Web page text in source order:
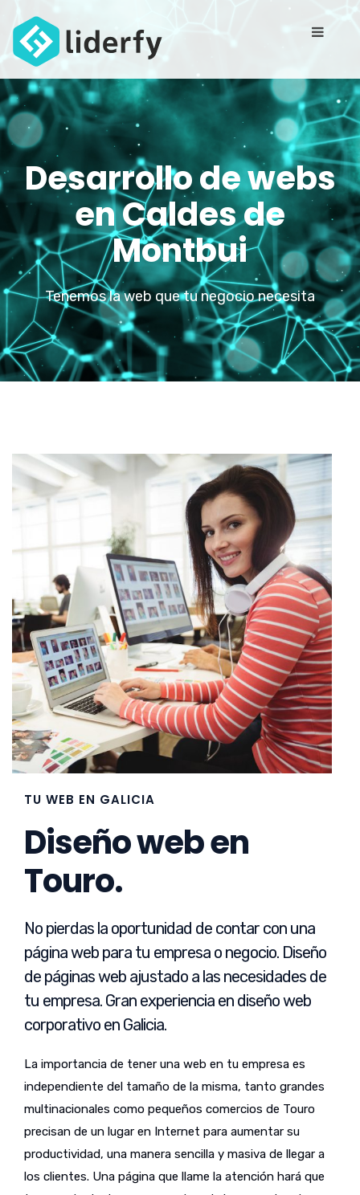
Desarrollo de webs
en Caldes de
Montbui
Tenemos la web que tu negocio necesita
TU WEB EN GALICIA
Diseño web en
Touro.
No pierdas la oportunidad de contar con una
página web para tu empresa o negocio. Diseño
de páginas web ajustado a las necesidades de
tu empresa. Gran experiencia en diseño web
corporativo en Galicia.
La importancia de tener una web en tu empresa es
independiente del tamaño de la misma, tanto grandes
multinacionales como pequeños comercios de Touro
precisan de un lugar en Internet para aumentar su
productividad, una manera sencilla y masiva de llegar a
los clientes. Una página que llame la atención hará que